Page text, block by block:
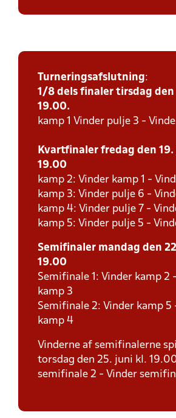
Turneringsafslutning:
1/8 dels finaler tirsdag den
19.00.
kamp 1 Vinder pulje 3 -
Kvartfinaler fredag den
19.00
kamp 2: Vinder kamp 1 -
kamp 3: Vinder pulje 6 -
kamp 4: Vinder pulje 7 -
kamp 5: Vinder pulje 5 -
Semifinaler mandag den
19.00
Semifinale 1: Vinder kamp 2
kamp 3
Semifinale 2: Vinder kamp 5
kamp 4
Vinderne af semifinalerne
torsdag den 25. juni kl.
semifinale 2 - Vinder